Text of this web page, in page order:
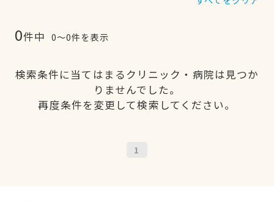
0件中 0〜0件を表示
検索条件に当てはまるクリニック・病院は見つか
りませんでした。
再度条件を変更して検索してください。
1